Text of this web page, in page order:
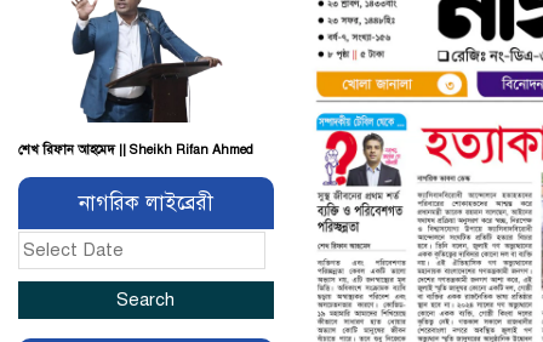
শেখ রিফান আহমেদ || Sheikh Rifan Ahmed
নাগরিক লাইব্রেরী